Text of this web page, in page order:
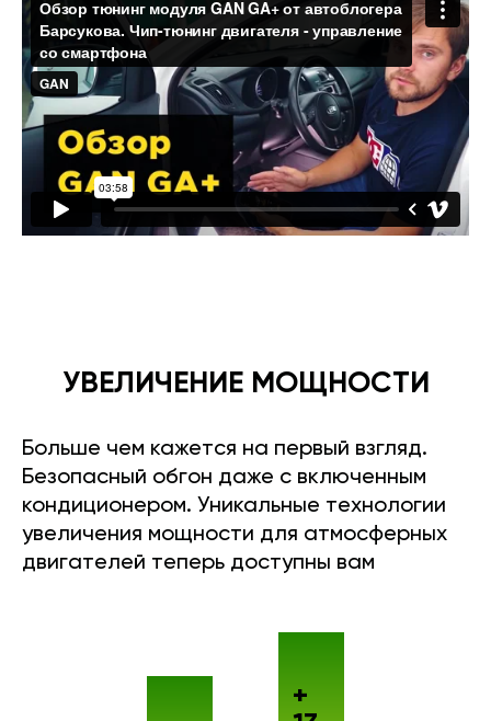
УВЕЛИЧЕНИЕ МОЩНОСТИ
Больше чем кажется на первый взгляд.
Безопасный обгон даже с включенным
кондиционером. Уникальные технологии
увеличения мощности для атмосферных
двигателей теперь доступны вам
+